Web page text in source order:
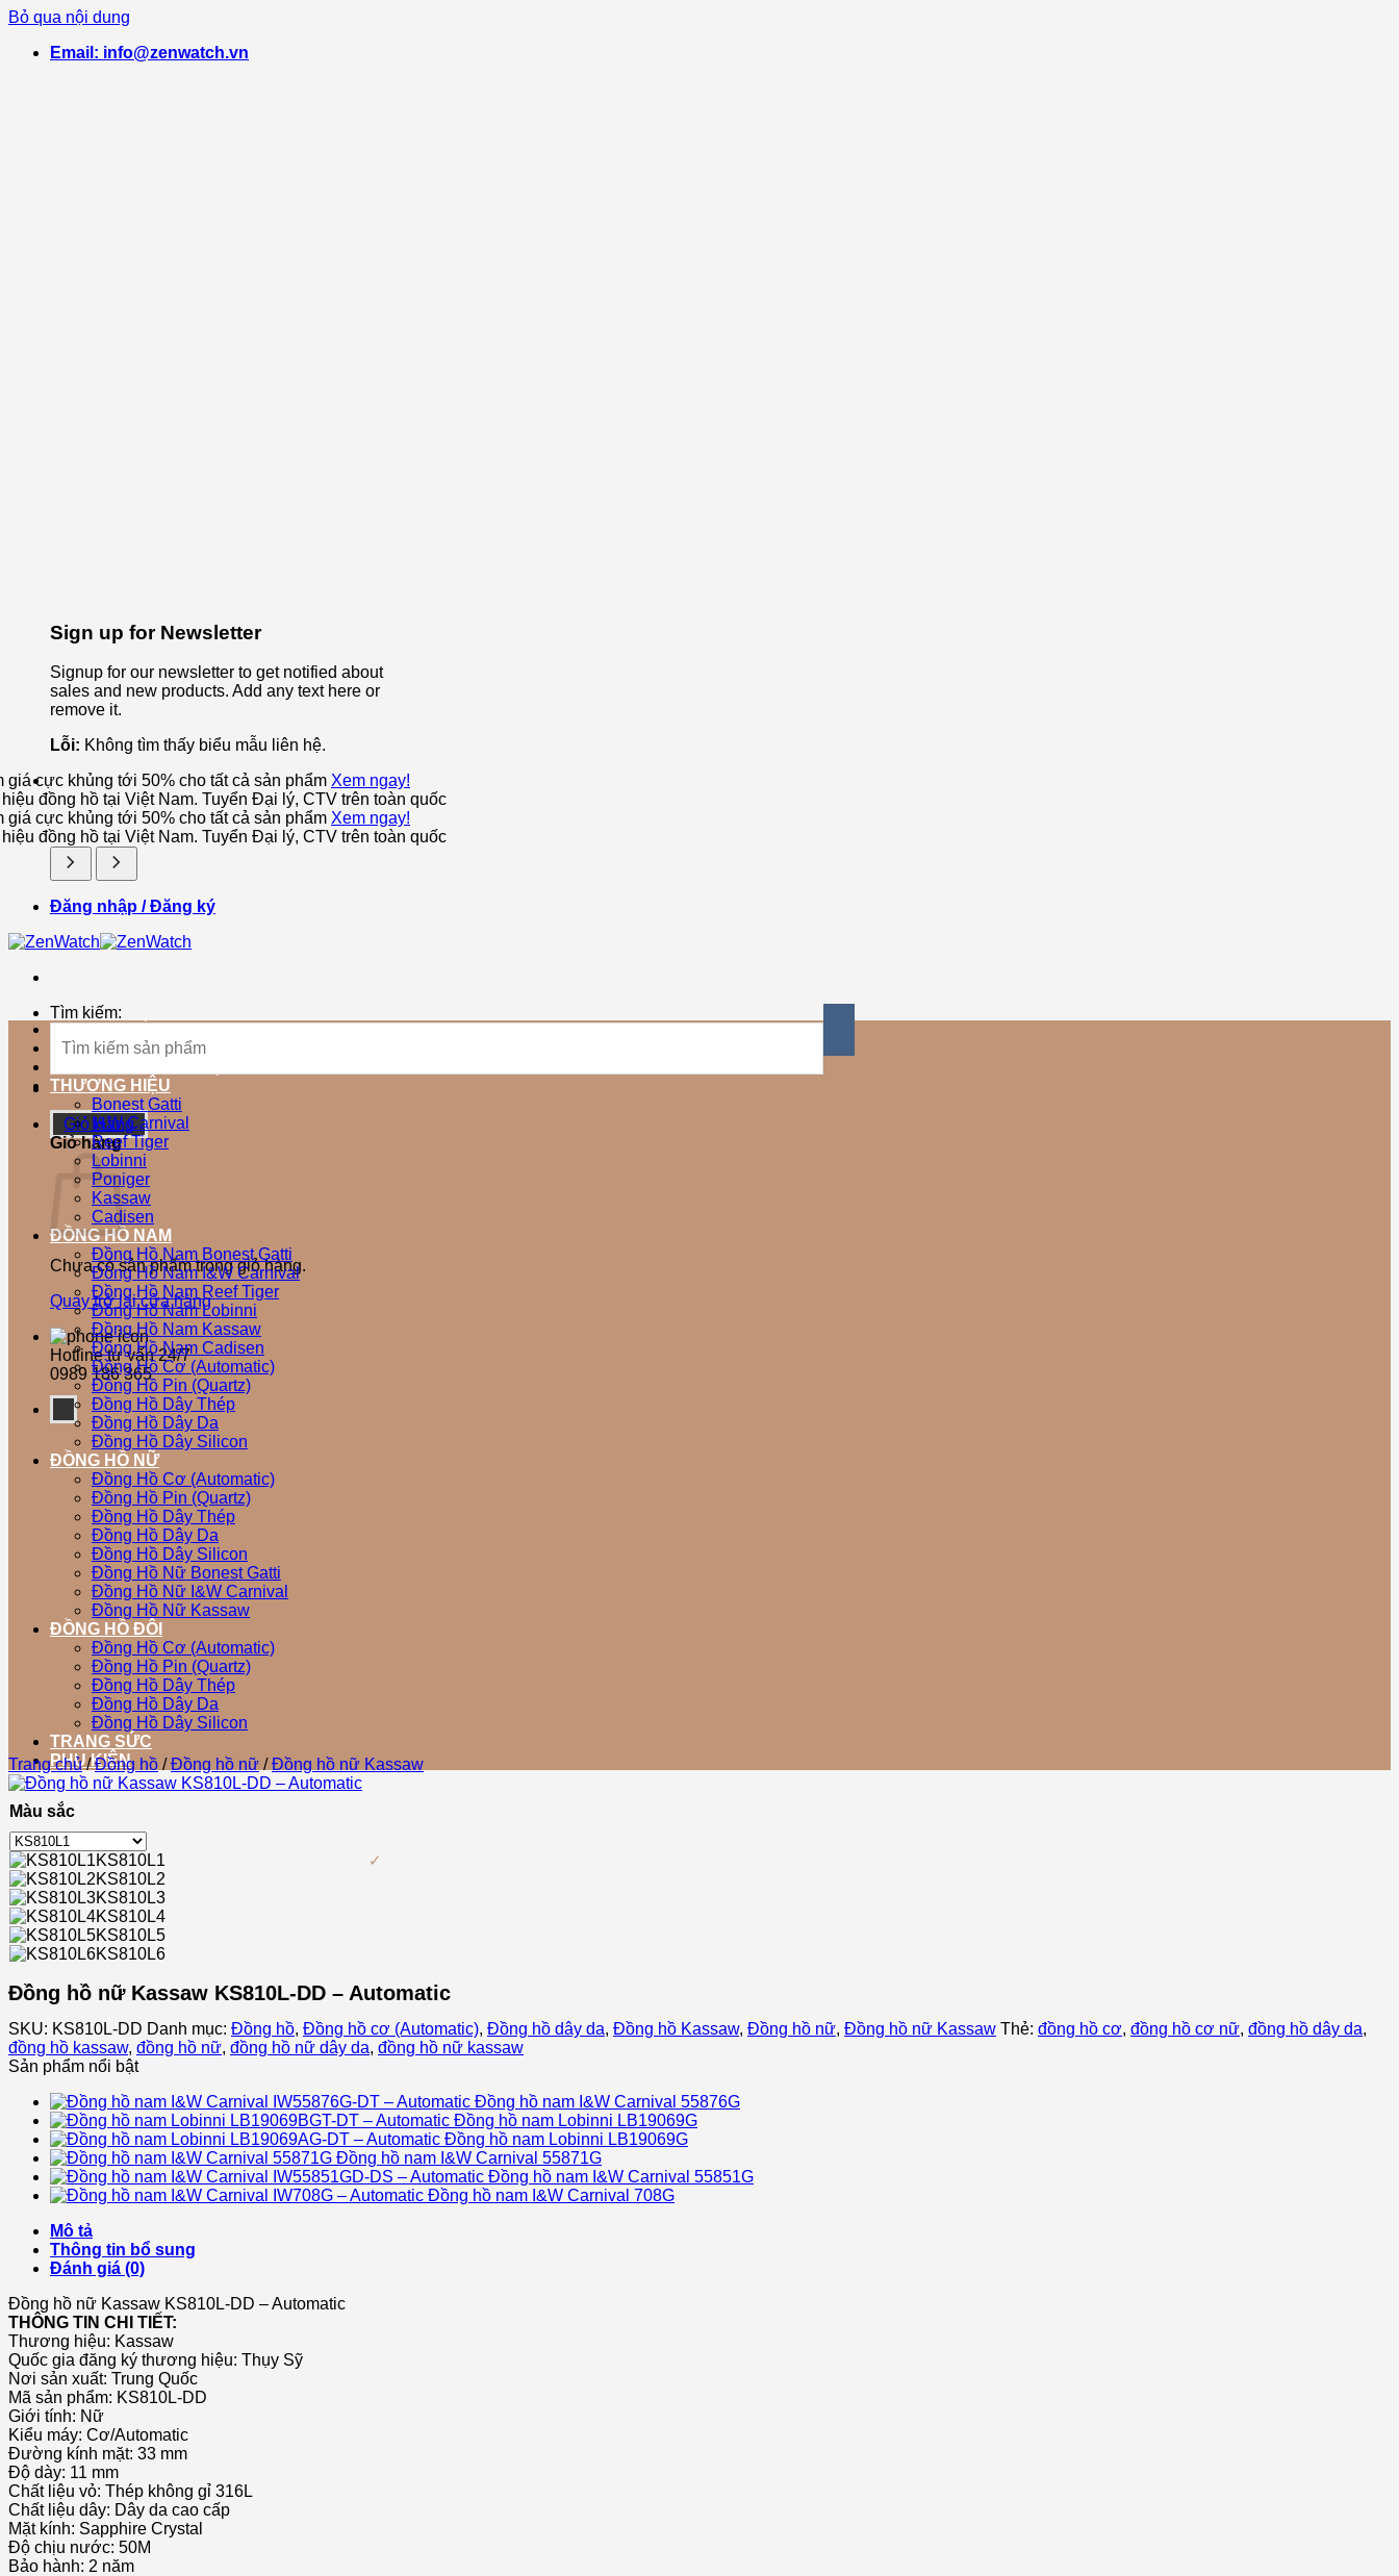
Bỏ qua nội dung
Email: info@zenwatch.vn
Sign up for Newsletter
Signup for our newsletter to get notified about
sales and new products. Add any text here or
remove it.
Lỗi: Không tìm thấy biểu mẫu liên hệ.
giá cực khủng tới 50% cho tất cả sản phẩm Xem ngay!
đồng hồ tại Việt Nam. Tuyển Đại lý, CTV trên toàn quốc
giá cực khủng tới 50% cho tất cả sản phẩm Xem ngay!
đồng hồ tại Việt Nam. Tuyển Đại lý, CTV trên toàn quốc
Đăng nhập / Đăng ký
Tìm kiếm:
Giỏ Hàng
Giỏ hàng
Chưa có sản phẩm trong giỏ hàng.
Quay trở lại cửa hàng
Hotline tư vấn 24/7
0989 186 365
TRANG CHỦ
SẢN PHẨM MỚI
THƯƠNG HIỆU
Bonest Gatti
I&W Carnival
Reef Tiger
Lobinni
Poniger
Kassaw
Cadisen
ĐỒNG HỒ NAM
Đồng Hồ Nam Bonest Gatti
Đồng Hồ Nam I&W Carnival
Đồng Hồ Nam Reef Tiger
Đồng Hồ Nam Lobinni
Đồng Hồ Nam Kassaw
Đồng Hồ Nam Cadisen
Đồng Hồ Cơ (Automatic)
Đồng Hồ Pin (Quartz)
Đồng Hồ Dây Thép
Đồng Hồ Dây Da
Đồng Hồ Dây Silicon
ĐỒNG HỒ NỮ
Đồng Hồ Cơ (Automatic)
Đồng Hồ Pin (Quartz)
Đồng Hồ Dây Thép
Đồng Hồ Dây Da
Đồng Hồ Dây Silicon
Đồng Hồ Nữ Bonest Gatti
Đồng Hồ Nữ I&W Carnival
Đồng Hồ Nữ Kassaw
ĐỒNG HỒ ĐÔI
Đồng Hồ Cơ (Automatic)
Đồng Hồ Pin (Quartz)
Đồng Hồ Dây Thép
Đồng Hồ Dây Da
Đồng Hồ Dây Silicon
TRANG SỨC
PHỤ KIỆN
Trang chủ / Đồng hồ / Đồng hồ nữ / Đồng hồ nữ Kassaw
Màu sắc
KS810L1
KS810L2
KS810L3
KS810L4
KS810L5
KS810L6
Đồng hồ nữ Kassaw KS810L-DD – Automatic
SKU: KS810L-DD Danh mục: Đồng hồ, Đồng hồ cơ (Automatic), Đồng hồ dây da, Đồng hồ Kassaw, Đồng hồ nữ, Đồng hồ nữ Kassaw Thẻ: đồng hồ cơ, đồng hồ cơ nữ, đồng hồ dây da,
đồng hồ kassaw, đồng hồ nữ, đồng hồ nữ dây da, đồng hồ nữ kassaw
Sản phẩm nổi bật
Đồng hồ nam I&W Carnival 55876G
Đồng hồ nam Lobinni LB19069G
Đồng hồ nam Lobinni LB19069G
Đồng hồ nam I&W Carnival 55871G
Đồng hồ nam I&W Carnival 55851G
Đồng hồ nam I&W Carnival 708G
Mô tả
Thông tin bổ sung
Đánh giá (0)
Đồng hồ nữ Kassaw KS810L-DD – Automatic
THÔNG TIN CHI TIẾT:
Thương hiệu: Kassaw
Quốc gia đăng ký thương hiệu: Thụy Sỹ
Nơi sản xuất: Trung Quốc
Mã sản phẩm: KS810L-DD
Giới tính: Nữ
Kiểu máy: Cơ/Automatic
Đường kính mặt: 33 mm
Độ dày: 11 mm
Chất liệu vỏ: Thép không gỉ 316L
Chất liệu dây: Dây da cao cấp
Mặt kính: Sapphire Crystal
Độ chịu nước: 50M
Bảo hành: 2 năm